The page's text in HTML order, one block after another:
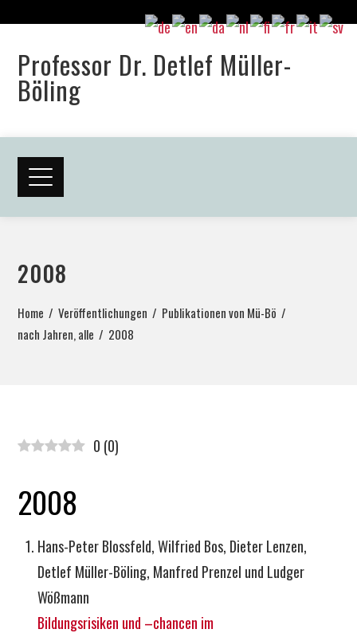
Professor Dr. Detlef Müller-
Böling
2008
Home Veröffentlichungen
Publikationen von Mü-Bö
nach Jahren, alle
2008
0 (0)
2008
Hans-Peter Blossfeld, Wilfried Bos, Dieter Lenzen,
Detlef Müller-Böling, Manfred Prenzel und Ludger
Wößmann
Bildungsrisiken und –chancen im